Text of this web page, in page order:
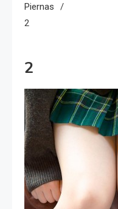
Piernas
2
2